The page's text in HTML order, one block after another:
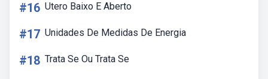
#16 Utero Baixo E Aberto
#17 Unidades De Medidas De Energia
#18 Trata Se Ou Trata Se